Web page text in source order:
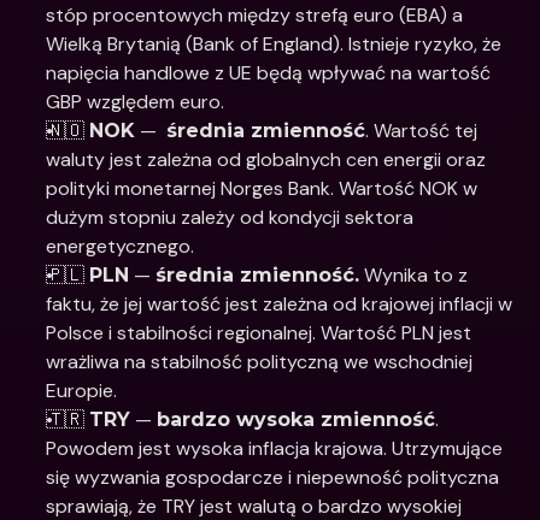
stóp procentowych między strefą euro (EBA) a
Wielką Brytanią (Bank of England). Istnieje ryzyko, że
napięcia handlowe z UE będą wpływać na wartość
GBP względem euro.
🇳🇴 NOK — średnia zmienność. Wartość tej
waluty jest zależna od globalnych cen energii oraz
polityki monetarnej Norges Bank. Wartość NOK w
dużym stopniu zależy od kondycji sektora
energetycznego.
🇵🇱 PLN — średnia zmienność. Wynika to z
faktu, że jej wartość jest zależna od krajowej inflacji w
Polsce i stabilności regionalnej. Wartość PLN jest
wrażliwa na stabilność polityczną we wschodniej
Europie.
🇹🇷 TRY — bardzo wysoka zmienność.
Powodem jest wysoka inflacja krajowa. Utrzymujące
się wyzwania gospodarcze i niepewność polityczna
sprawiają, że TRY jest walutą o bardzo wysokiej